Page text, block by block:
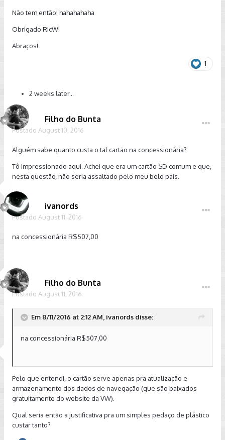
Não tem então! hahahahaha
Obrigado RicW!
Abraços!
1
2 weeks later...
Filho do Bunta
Postado August 10, 2016
Alguém sabe quanto custa o tal cartão na concessionária?
Tô impressionado aqui. Achei que era um cartão SD comum e que,
nesta questão, não seria assaltado pelo meu belo país.
ivanords
Postado August 11, 2016
na concessionária R$507,00
Filho do Bunta
Postado August 11, 2016
Em 8/11/2016 at 2:12 AM, ivanords disse:
na concessionária R$507,00
Pelo que entendi, o cartão serve apenas pra atualização e
armazenamento dos dados de navegação (que são baixados
gratuitamente do website da VW).
Qual seria então a justificativa pra um simples pedaço de plástico
custar tanto?